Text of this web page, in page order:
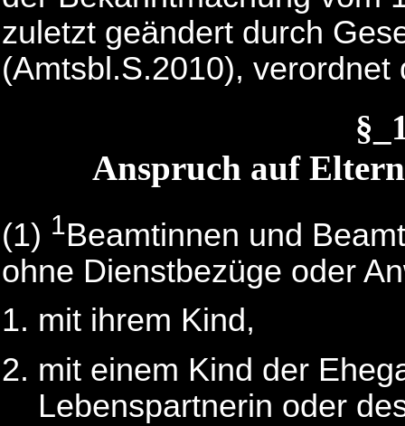
zuletzt geändert durch
(Amtsbl.S.2010),
Anspruch auf
(1) 1Beamtinnen und
ohne Dienstbezüge oder
mit ihrem Kind,
mit einem Kind der
Lebenspartnerin oder